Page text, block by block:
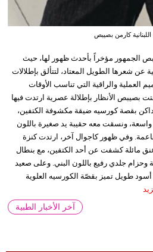
اللبنانية كارمن بصيبص
الجمهور مؤخراً بأحدث ظهور لها، حيث
شعرها الطويل المعتاد، لتتألق بإطلالات
العملية والراقية التي تناسب الأوقات
بصيبص الأنظار بإطلالة عصرية ارتدت فيها
بقصة كورسيه ضيقة مكشوفة الكتفين،
ونسقت معه حقيبة يد صغيرة باللون
وفي ظهور كاجوال آخر، ارتدت كنزة
عنق مائلة كشفت عن أحد الكتفين، مع بنطال
جلدي رفيع باللون البني. وعلى صعيد
أسود طويل تميز بقصّة الكورسيه العلوية
آخر الأخبار الطبية